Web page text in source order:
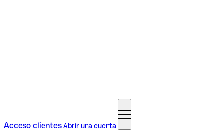
Acceso clientesAbrir una cuenta